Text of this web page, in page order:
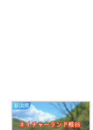
新潟県